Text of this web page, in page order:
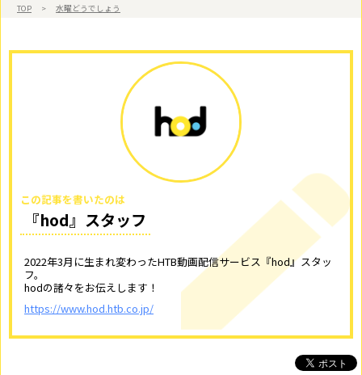
TOP > 水曜どうでしょう
この記事を書いたのは
『hod』スタッフ
2022年3月に生まれ変わったHTB動画配信サービス『hod』スタッ
フ。
hodの諸々をお伝えします！
https://www.hod.htb.co.jp/